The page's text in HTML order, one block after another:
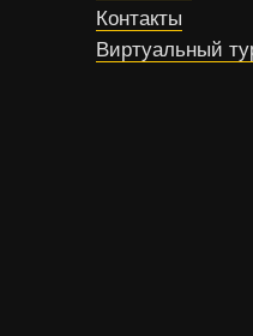
Контакты
Виртуальный